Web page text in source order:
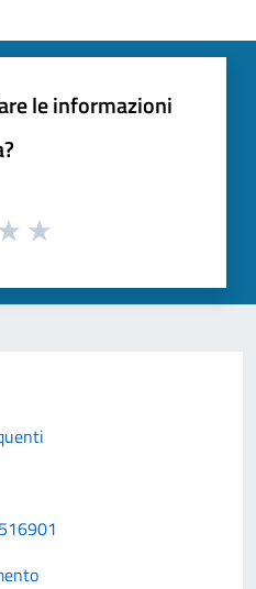
le informazioni